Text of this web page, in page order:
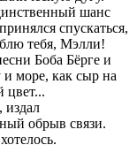
шанс
спускаться,
тебя, Мэлли!
Боба Бёрге и
и море, как сыр на
цвет...
издал
обрыв связи.